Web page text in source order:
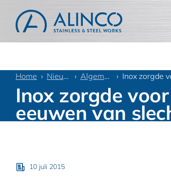
Home Nieuws Algemeen Inox zorgde
Inox zorgde
eeuwen van
10 juli 2015